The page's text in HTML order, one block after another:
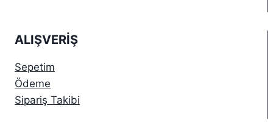
ALIŞVERIŞ
Sepetim
Ödeme
Sipariş Takibi